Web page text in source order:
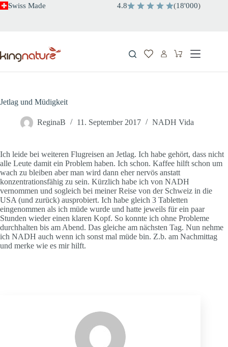
ZumSwiss Made 4.8 (18'000)
Warenkorb
Jetlag und Müdigkeit
ReginaB 11. September 2017 NADH Vida
Ich leide bei weiteren Flugreisen an Jetlag. Ich habe gehört, dass nicht
alle Leute damit ein Problem haben. Ich schon. Kaffee hilft schon um
wach zu bleiben aber man wird dann eher nervös anstatt
konzentrationsfähig zu sein. Kürzlich habe ich von NADH
vernommen und sogleich bei meiner Reise von der Schweiz in die
USA (und zurück) ausprobiert. Ich habe gleich 3 Tabletten
eingenommen als ich müde wurde und hatte jeweils für ein paar
Stunden wieder einen klaren Kopf. So konnte ich ohne Probleme
durchhalten bis am Abend. Das gleiche am nächsten Tag. Nun nehme
ich NADH auch wenn ich sonst mal müde bin. Z.b. am Nachmittag
und merke wie es mir hilft.